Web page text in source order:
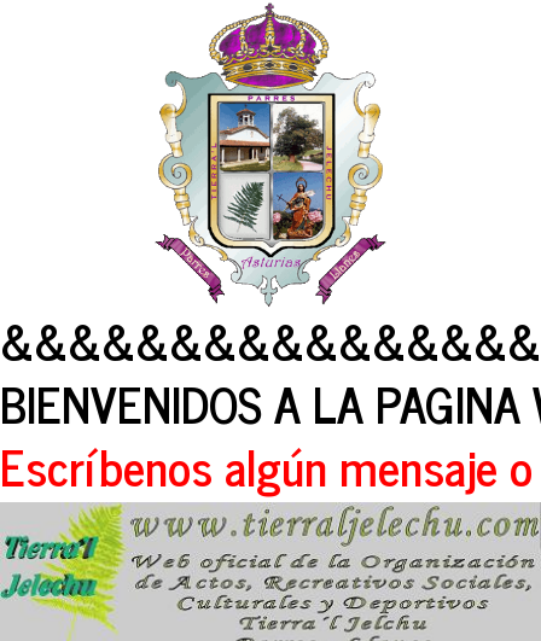
BIENVENIDOS A LA
Escríbenos algún mensaje